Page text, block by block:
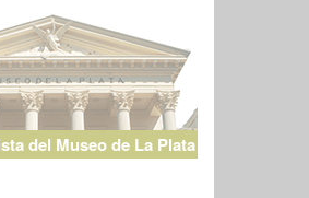
del Museo de La Plata